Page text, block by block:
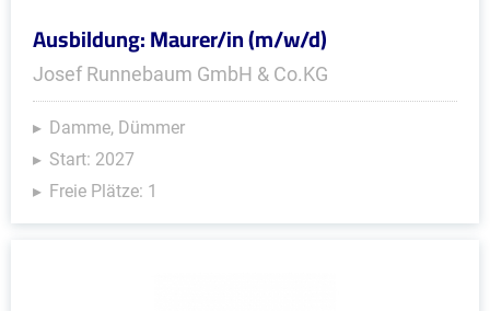
Ausbildung: Maurer/in (m/w/d)
Josef Runnebaum GmbH & Co.KG
Damme, Dümmer
Start: 2027
Freie Plätze: 1